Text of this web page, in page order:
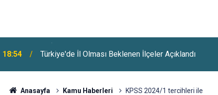
18:54 Türkiye'de İl Olması Beklenen İlçeler Açıklandı
Anasayfa Kamu Haberleri
KPSS 2024/1 tercihleri ile